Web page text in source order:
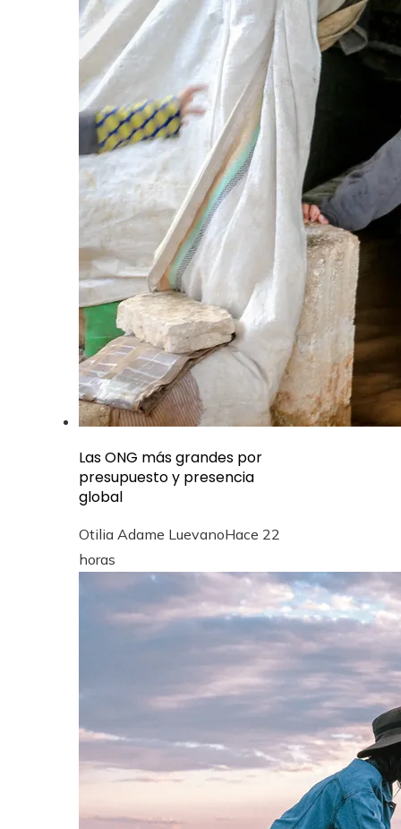
Las ONG más grandes por
presupuesto y presencia
global
Otilia Adame LuevanoHace 22
horas